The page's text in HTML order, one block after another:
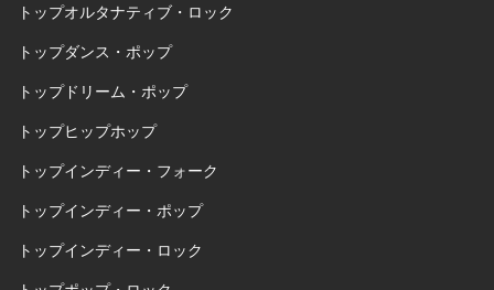
トップオルタナティブ・ロック
トップダンス・ポップ
トップドリーム・ポップ
トップヒップホップ
トップインディー・フォーク
トップインディー・ポップ
トップインディー・ロック